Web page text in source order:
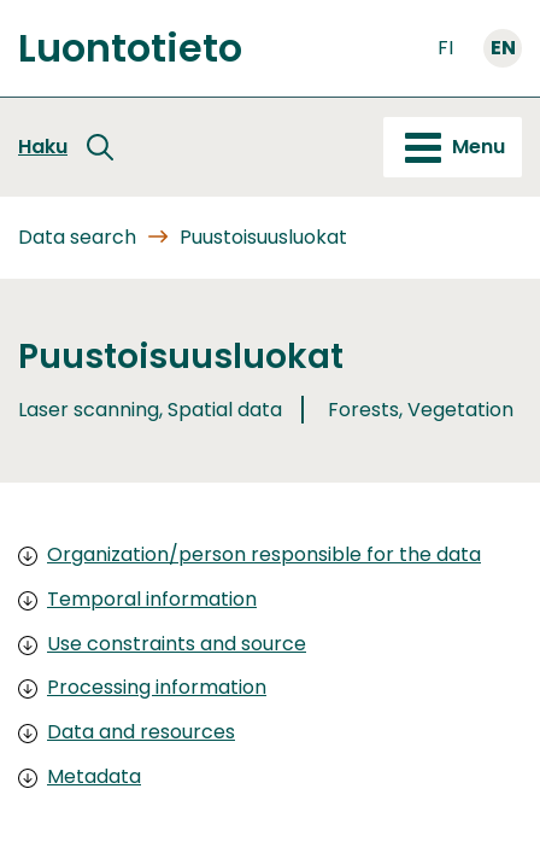
to
content
Front
Luontotieto FI EN
Haku Menu
Data search Puustoisuusluokat
Puustoisuusluokat
Laser scanning, Spatial data Forests, Vegetation
Organization/person responsible for the data
Temporal information
Use constraints and source
Processing information
Data and resources
Metadata